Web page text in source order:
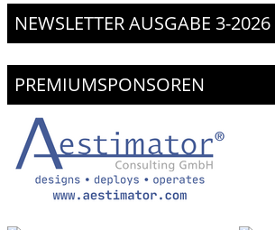
NEWSLETTER AUSGABE 3-2026
PREMIUMSPONSOREN